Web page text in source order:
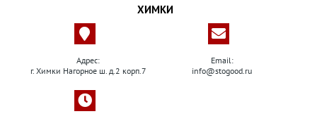
ХИМКИ
Адрес:
г. Химки Нагорное ш. д.2 корп.7
Email:
info@stogood.ru